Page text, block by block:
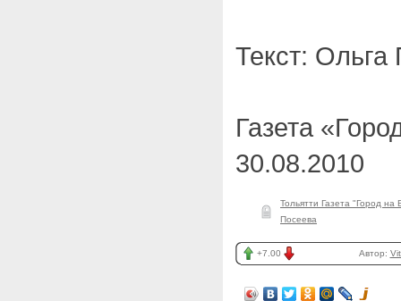
Текст: Ольга
Газета
30.08.2010
Тольятти Газета "Город на
Посеева
+7.00 Автор: